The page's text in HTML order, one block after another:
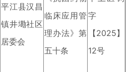
平江县汉昌
镇井墈社区
居委会
临床应用管
理办法》第
五十条
字
【2025】
12号